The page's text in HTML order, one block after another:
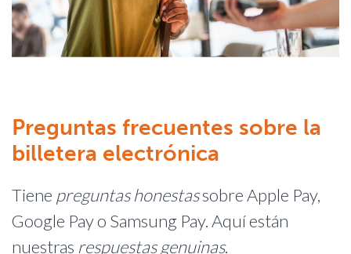
Preguntas frecuentes sobre la
billetera electrónica
Tiene preguntas honestassobre Apple Pay,
Google Pay o Samsung Pay. Aquí están
nuestras respuestas genuinas.